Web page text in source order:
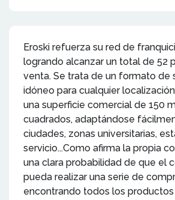
Eroski refuerza su red de
logrando alcanzar un total de 52
venta. Se trata de un formato de
idóneo para cualquier
una superficie comercial de 150
cuadrados, adaptándose
ciudades, zonas universitarias,
servicio...Como afirma la propia
una clara probabilidad de que el
pueda realizar una serie de
encontrando todos los